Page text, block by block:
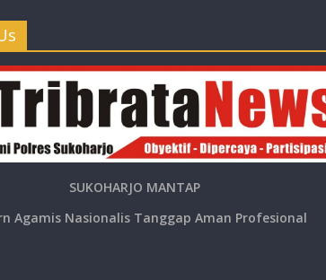
SUKOHARJO MANTAP
Agamis Nasionalis Tanggap Aman Profesional